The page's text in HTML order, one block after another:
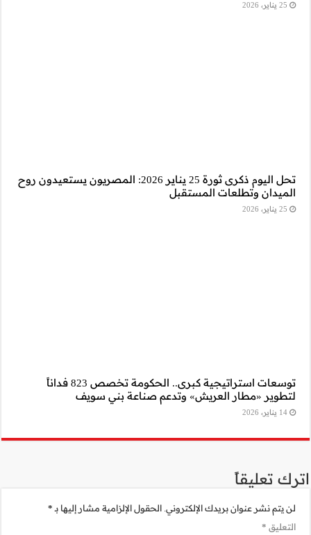
ثورة 25 يناير 2026: المصريون يستعيدون روح
توسعات استراتيجية كبرى.. الحكومة تخصص 823 فداناً
سويف
مشار إليها بـ*